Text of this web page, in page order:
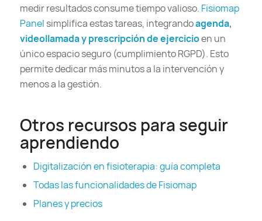
medir resultados consume tiempo valioso. Fisiomap
Panel simplifica estas tareas, integrandoagenda,
videollamada y prescripción de ejercicioen un
único espacio seguro (cumplimiento RGPD). Esto
permite dedicar más minutos a la intervención y
menos a la gestión.
Otros recursos para seguir
aprendiendo
Digitalización en fisioterapia: guía completa
Todas las funcionalidades de Fisiomap
Planes y precios